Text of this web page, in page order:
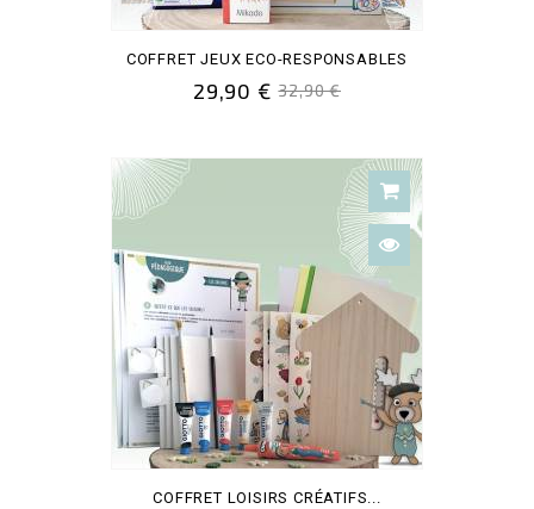
COFFRET JEUX ECO-RESPONSABLES
29,90 € 32,90 €
COFFRET LOISIRS CRÉATIFS...